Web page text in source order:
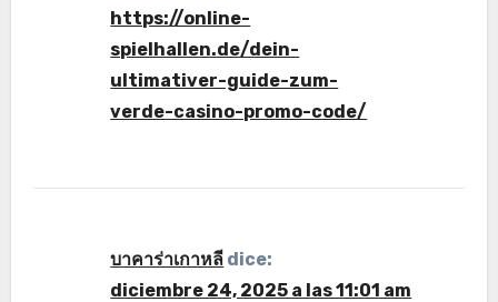
https://online-
spielhallen.de/dein-
ultimativer-guide-zum-
verde-casino-promo-code/
บาคาร่าเกาหลี dice:
diciembre 24, 2025 a las 11:01 am